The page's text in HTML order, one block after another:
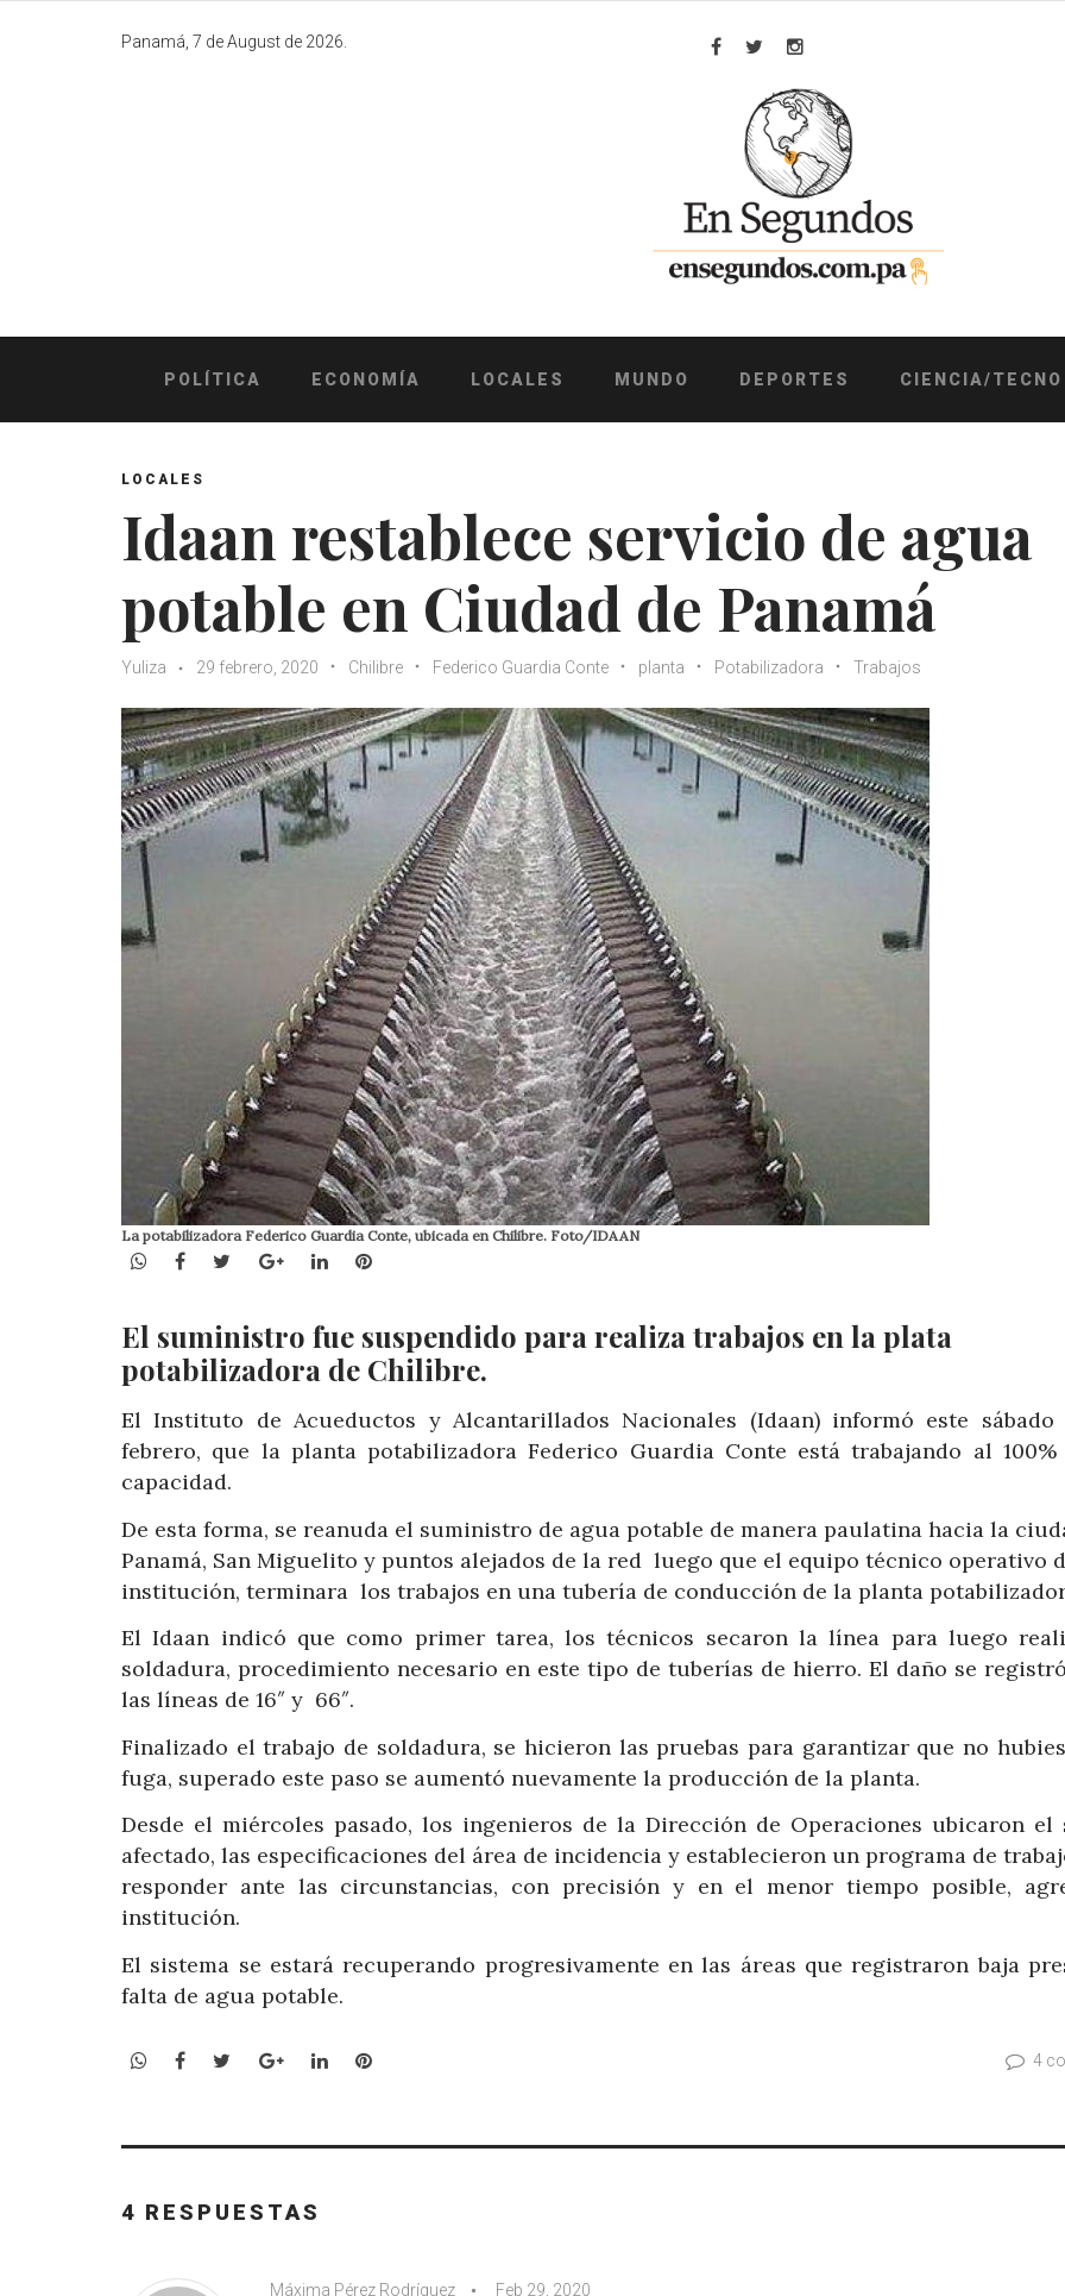
Panamá, 7 de August de 2026.
Facebook
TwitterInstagram
POLÍTICA ECONOMÍA LOCALES MUNDO DEPORTES CIENCIA/TECNO
LOCALES
Idaan restablece servicio de agua
potable en Ciudad de Panamá
Yuliza 29 febrero, 2020 Chilibre Federico Guardia Conte planta Potabilizadora Trabajos
La potabilizadora Federico Guardia Conte, ubicada en Chilibre. Foto/IDAAN
WhatsApp
Facebook
TwitterGoogle+LinkedInPinterest
El suministro fue suspendido para realiza trabajos en la plata
potabilizadora de Chilibre.
El Instituto de Acueductos y Alcantarillados Nacionales (Idaan) informó este sábado
febrero, que la planta potabilizadora Federico Guardia Conte está trabajando al
capacidad.
De esta forma, se reanuda el suministro de agua potable de manera paulatina hacia la
Panamá, San Miguelito y puntos alejados de la red luego que el equipo técnico operativo
institución, terminara los trabajos en una tubería de conducción de la planta
El Idaan indicó que como primer tarea, los técnicos secaron la línea para luego
soldadura, procedimiento necesario en este tipo de tuberías de hierro. El daño se
las líneas de 16″ y 66″.
Finalizado el trabajo de soldadura, se hicieron las pruebas para garantizar que no
fuga, superado este paso se aumentó nuevamente la producción de la planta.
Desde el miércoles pasado, los ingenieros de la Dirección de Operaciones ubicaron el
afectado, las especificaciones del área de incidencia y establecieron un programa de
responder ante las circunstancias, con precisión y en el menor tiempo posible,
institución.
El sistema se estará recuperando progresivamente en las áreas que registraron baja
falta de agua potable.
WhatsApp
Facebook
TwitterGoogle+LinkedInPinterest 4
4 RESPUESTAS
Máxima Pérez Rodríguez Feb 29, 2020